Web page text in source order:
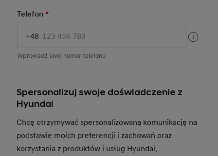
Telefon *Mandatory Field
+48
Wprowadź swój numer telefonu
Spersonalizuj swoje doświadczenie z
Hyundai
Chcę otrzymywać spersonalizowaną komunikację na
podstawie moich preferencji i zachowań oraz
korzystania z produktów i usług Hyundai.